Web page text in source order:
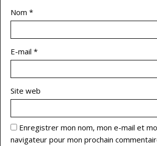
Nom *
E-mail *
Site web
Enregistrer mon nom, mon e-mail et
navigateur pour mon prochain